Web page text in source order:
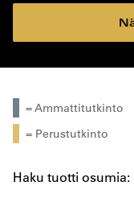
= Ammattitutkinto
= Perustutkinto
Haku tuotti osumia: